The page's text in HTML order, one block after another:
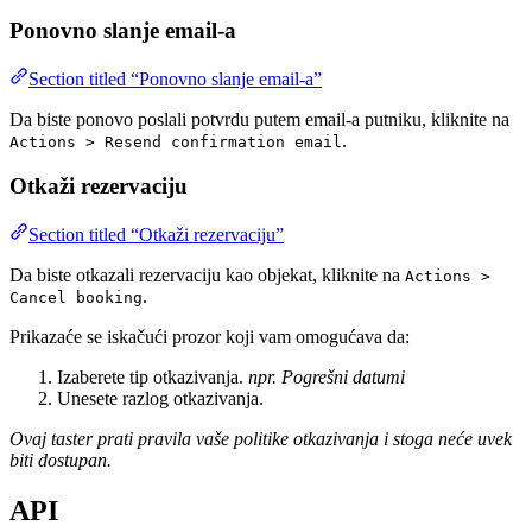
Ponovno slanje email-a
Section titled “Ponovno slanje email-a”
Da biste ponovo poslali potvrdu putem email-a putniku, kliknite na
Actions > Resend confirmation email .
Otkaži rezervaciju
Section titled “Otkaži rezervaciju”
Da biste otkazali rezervaciju kao objekat, kliknite na Actions >
Cancel booking.
Prikazaće se iskačući prozor koji vam omogućava da:
Izaberete tip otkazivanja. npr. Pogrešni datumi
Unesete razlog otkazivanja.
Ovaj taster prati pravila vaše politike otkazivanja i stoga neće uvek
biti dostupan.
API